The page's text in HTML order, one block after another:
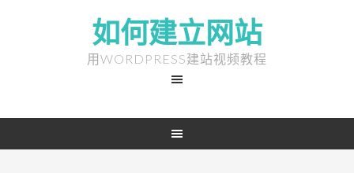
如何建立网站
用WORDPRESS建站视频教程